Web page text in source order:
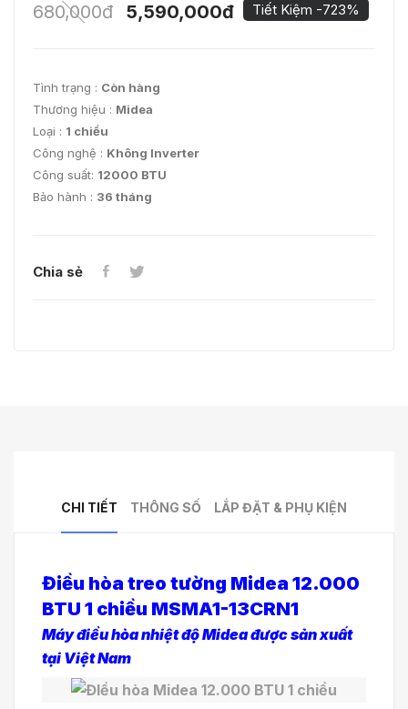
680,000đ 5,590,000đ Tiết Kiệm -723%
Tình trạng : Còn hàng
Thương hiệu : Midea
Loại : 1 chiều
Công nghệ : Không Inverter
Công suất: 12000 BTU
Bảo hành : 36 tháng
Chia sẻ
CHI TIẾT THÔNG SỐ LẮP ĐẶT & PHỤ KIỆN
Điều hòa treo tường Midea 12.000
BTU 1 chiều MSMA1-13CRN1
Máy điều hòa nhiệt độ Midea được sản xuất
tại Việt Nam